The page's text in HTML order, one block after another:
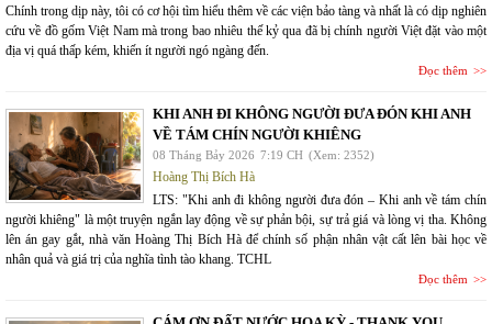
Chính trong dịp này, tôi có cơ hội tìm hiểu thêm về các viện bảo tàng và nhất là có dịp nghiên
cứu về đồ gốm Việt Nam mà trong bao nhiêu thế kỷ qua đã bị chính người Việt đặt vào một
địa vị quá thấp kém, khiến ít người ngó ngàng đến.
Đọc thêm
KHI ANH ĐI KHÔNG NGƯỜI ĐƯA ĐÓN KHI ANH
VỀ TÁM CHÍN NGƯỜI KHIÊNG
08 Tháng Bảy 2026 7:19 CH (Xem: 2352)
Hoàng Thị Bích Hà
LTS: "Khi anh đi không người đưa đón – Khi anh về tám chín
người khiêng" là một truyện ngắn lay động về sự phản bội, sự trả giá và lòng vị tha. Không
lên án gay gắt, nhà văn Hoàng Thị Bích Hà để chính số phận nhân vật cất lên bài học về
nhân quả và giá trị của nghĩa tình tào khang. TCHL
Đọc thêm